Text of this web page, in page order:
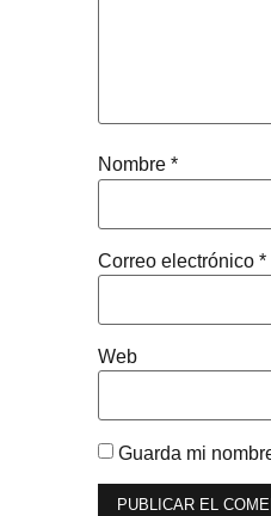
Nombre *
Correo electrónico *
Web
Guarda mi